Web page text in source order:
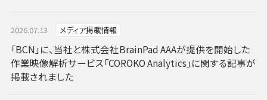
2026.07.13 メディア掲載情報
「BCN」に、当社と株式会社BrainPad AAAが提供を開始した
作業映像解析サービス「COROKO Analytics」に関する記事が
掲載されました